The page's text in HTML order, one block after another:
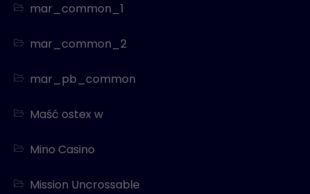
mar_common_1
mar_common_2
mar_pb_common
Maść ostex w
Mino Casino
Mission Uncrossable